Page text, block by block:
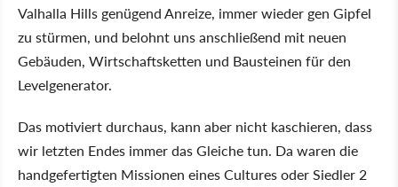
Valhalla Hills genügend Anreize, immer wieder gen Gipfel
zu stürmen, und belohnt uns anschließend mit neuen
Gebäuden, Wirtschaftsketten und Bausteinen für den
Levelgenerator.
Das motiviert durchaus, kann aber nicht kaschieren, dass
wir letzten Endes immer das Gleiche tun. Da waren die
handgefertigten Missionen eines Cultures oder Siedler 2